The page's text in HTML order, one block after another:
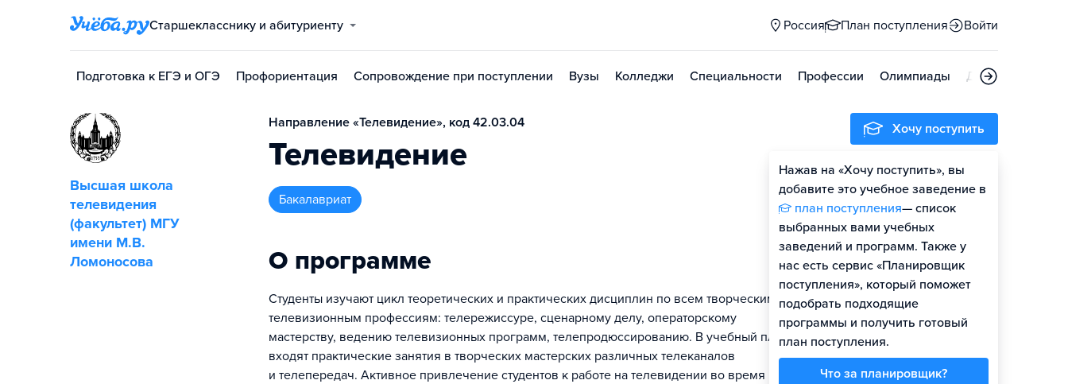
Старшекласснику и абитуриенту Россия План поступления Войти
Подготовка к ЕГЭ и ОГЭ Профориентация Сопровождение при поступлении Вузы Колледжи Специальности Профессии Олимпиады Дни открытых
Высшая школа
телевидения
(факультет) МГУ
имени М.В.
Ломоносова
Направление «Телевидение», код 42.03.04
Телевидение
бакалавриат
О программе
Студенты изучают цикл теоретических и практических дисциплин по всем творческим
телевизионным профессиям: телережиссуре, сценарному делу, операторскому
мастерству, ведению телевизионных программ, телепродюссированию. В учебный план
входят практические занятия в творческих мастерских различных телеканалов
и телепередач. Активное привлечение студентов к работе на телевидении во время
Хочу поступить
Нажав на «Хочу поступить», вы
добавите это учебное заведение в
план поступления— список
выбранных вами учебных
заведений и программ. Также у
нас есть сервис «Планировщик
поступления», который поможет
подобрать подходящие
программы и получить готовый
план поступления.
Что за планировщик?
Оценить шансы